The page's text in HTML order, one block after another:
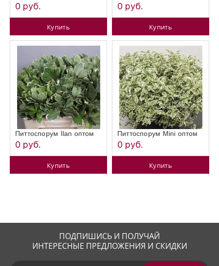
0 руб.
Купить
0 руб.
Купить
Питтоспорум Ilan оптом
0 руб.
Купить
Питтоспорум Mini оптом
0 руб.
Купить
ПОДПИШИСЬ И ПОЛУЧАЙ
ИНТЕРЕСНЫЕ ПРЕДЛОЖЕНИЯ И СКИДКИ